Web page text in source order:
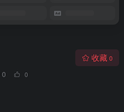
0 0
收藏 0